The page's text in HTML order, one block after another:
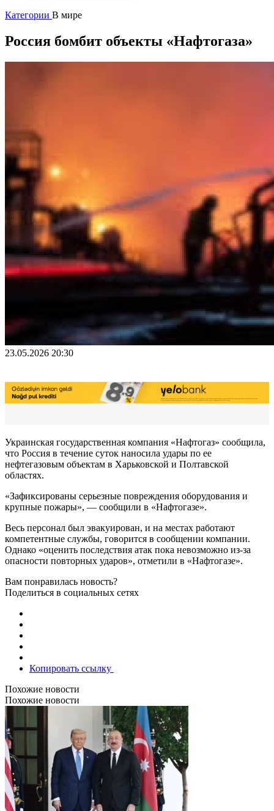
Категории В мире
Россия бомбит объекты «Нафтогаза»
23.05.2026 20:30
Украинская государственная компания «Нафтогаз» сообщила,
что Россия в течение суток наносила удары по ее
нефтегазовым объектам в Харьковской и Полтавской
областях.
«Зафиксированы серьезные повреждения оборудования и
крупные пожары», — сообщили в «Нафтогазе».
Весь персонал был эвакуирован, и на местах работают
компетентные службы, говорится в сообщении компании.
Однако «оценить последствия атак пока невозможно из-за
опасности повторных ударов», отметили в «Нафтогазе».
Вам понравилась новость?
Поделиться в социальных сетях
Копировать ссылку
Похожие новости
Похожие новости